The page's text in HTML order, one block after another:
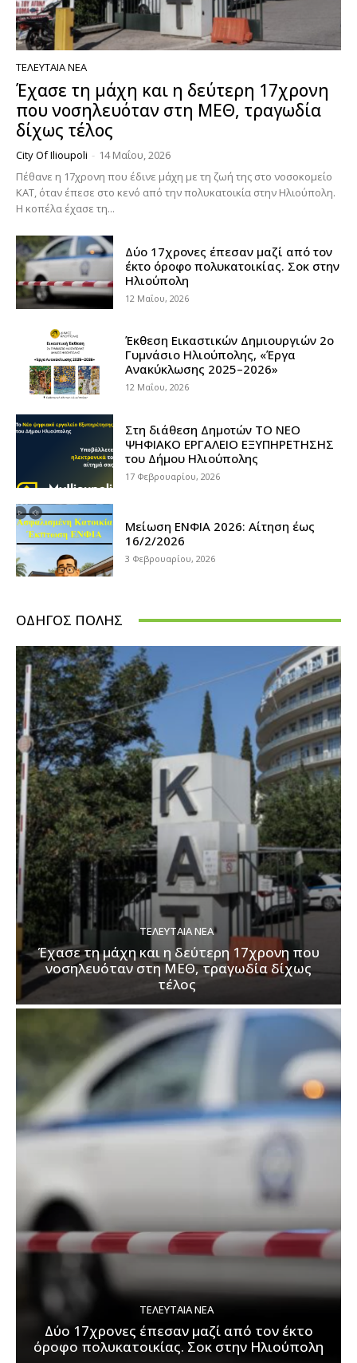
ΤΕΛΕΥΤΑΊΑ ΝΈΑ
Έχασε τη μάχη και η δεύτερη 17χρονη
που νοσηλευόταν στη ΜΕΘ, τραγωδία
δίχως τέλος
City Of Ilioupoli - 14 Μαΐου, 2026
Πέθανε η 17χρονη που έδινε μάχη με τη ζωή της στο νοσοκομείο
ΚΑΤ, όταν έπεσε στο κενό από την πολυκατοικία στην Ηλιούπολη.
Η κοπέλα έχασε τη...
Δύο 17χρονες έπεσαν μαζί από τον
έκτο όροφο πολυκατοικίας. Σοκ στην
Ηλιούπολη
12 Μαΐου, 2026
Έκθεση Εικαστικών Δημιουργιών 2ο
Γυμνάσιο Ηλιούπολης, «Έργα
Ανακύκλωσης 2025–2026»
12 Μαΐου, 2026
Στη διάθεση Δημοτών ΤΟ ΝΕΟ
ΨΗΦΙΑΚΟ ΕΡΓΑΛΕΙΟ ΕΞΥΠΗΡΕΤΗΣΗΣ
του Δήμου Ηλιούπολης
17 Φεβρουαρίου, 2026
Μείωση ΕΝΦΙΑ 2026: Αίτηση έως
16/2/2026
3 Φεβρουαρίου, 2026
ΟΔΗΓΌΣ ΠΌΛΗΣ
ΤΕΛΕΥΤΑΊΑ ΝΈΑ
Έχασε τη μάχη και η δεύτερη 17χρονη που
νοσηλευόταν στη ΜΕΘ, τραγωδία δίχως
τέλος
ΤΕΛΕΥΤΑΊΑ ΝΈΑ
Δύο 17χρονες έπεσαν μαζί από τον έκτο
όροφο πολυκατοικίας. Σοκ στην Ηλιούπολη